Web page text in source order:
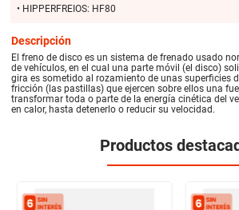
• HIPPERFREIOS: HF80
Descripción
El freno de disco es un sistema de frenado usado
de vehículos, en el cual una parte móvil (el disco)
gira es sometido al rozamiento de unas superficies
fricción (las pastillas) que ejercen sobre ellos una
transformar toda o parte de la energía cinética del
en calor, hasta detenerlo o reducir su velocidad.
Productos